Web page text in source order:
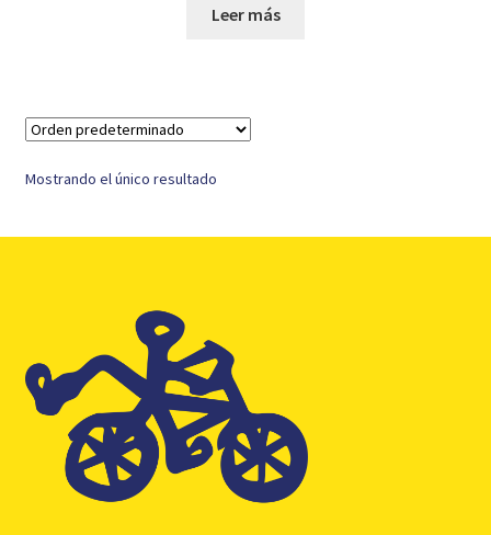
original
Leer más
Mostrando el único resultado